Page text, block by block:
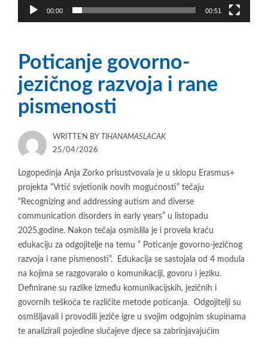
00:00 00:51
Poticanje govorno-
jezičnog razvoja i rane
pismenosti
WRITTEN BY TIHANAMASLACAK
POSTED
25/04/2026
Logopedinja Anja Zorko prisustvovala je u sklopu Erasmus+
projekta “Vrtić svjetionik novih mogućnosti” tečaju
“Recognizing and addressing autism and diverse
communication disorders in early years” u listopadu
2025.godine. Nakon tečaja osmislila je i provela kraću
edukaciju za odgojitelje na temu ” Poticanje govorno-jezičnog
razvoja i rane pismenosti”. Edukacija se sastojala od 4 modula
na kojima se razgovaralo o komunikaciji, govoru i jeziku.
Definirane su razlike između komunikacijskih, jezičnih i
govornih teškoća te različite metode poticanja. Odgojitelji su
osmišljavali i provodili jeziče igre u svojim odgojnim skupinama
te analizirali pojedine slučajeve djece sa zabrinjavajućim